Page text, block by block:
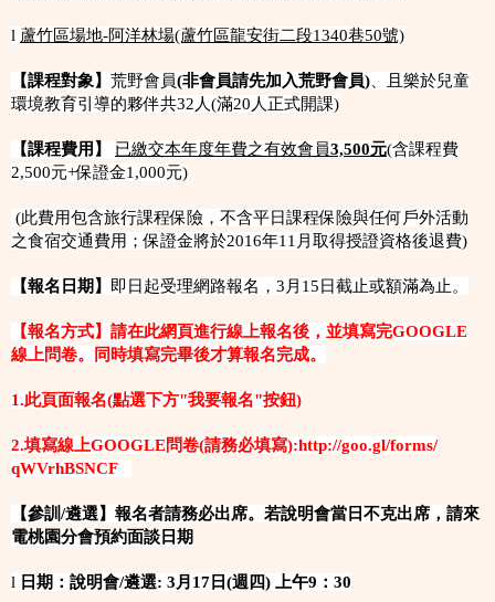
l 蘆竹區場地-阿洋林場(蘆竹區龍安街二段1340巷50號)
【課程對象】 荒野會員(非會員請先加入荒野會員) 、且樂於兒童
環境教育引導的夥伴共32人(滿20人正式開課)
【課程費用】 已繳交本年度年費之有效會員3,500元(含課程費
2,500元+保證金1,000元)
(此費用包含旅行課程保險，不含平日課程保險與任何戶外活動
之食宿交通費用；保證金將於2016年11月取得授證資格後退費)
【報名日期】 即日起受理網路報名，3月15日截止或額滿為止。
【報名方式】請在此網頁進行線上報名後，並填寫完GOOGLE
線上問卷。同時填寫完畢後才算報名完成。
1.此頁面報名(點選下方"我要報名"按鈕)
2.填寫線上GOOGLE問卷(請務必填寫):http://goo.gl/forms/
qWVrhBSNCF
【參訓/遴選】報名者請務必出席。若說明會當日不克出席，請來
電桃園分會預約面談日期
l 日期：說明會/遴選: 3月17日(週四) 上午9：30